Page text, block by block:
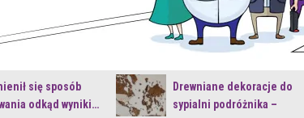
się sposób
odkąd wyniki…
Drewniane dekoracje do
sypialni podróżnika –